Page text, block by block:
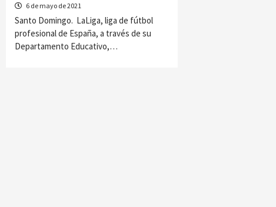
6 de mayo de 2021
Santo Domingo. LaLiga, liga de fútbol
profesional de España, a través de su
Departamento Educativo,…